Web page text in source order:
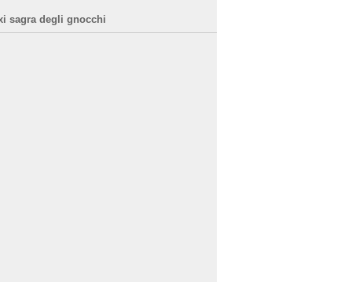
sagra degli gnocchi